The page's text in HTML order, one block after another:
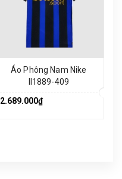
Áo Phông Nam Nike
II1889-409
2.689.000₫